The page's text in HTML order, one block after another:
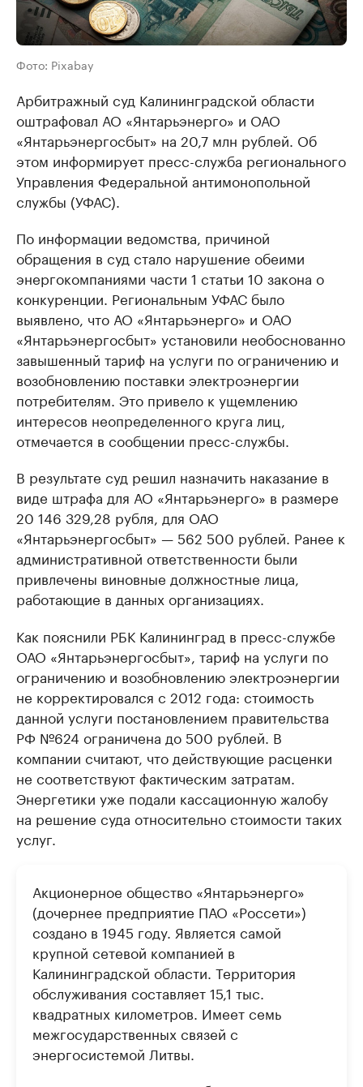
Фото: Pixabay
Арбитражный суд Калининградской области
оштрафовал АО «Янтарьэнерго» и ОАО
«Янтарьэнергосбыт» на 20,7 млн рублей. Об
этом информирует пресс-служба регионального
Управления Федеральной антимонопольной
службы (УФАС).
По информации ведомства, причиной
обращения в суд стало нарушение обеими
энергокомпаниями части 1 статьи 10 закона о
конкуренции. Региональным УФАС было
выявлено, что АО «Янтарьэнерго» и ОАО
«Янтарьэнергосбыт» установили необоснованно
завышенный тариф на услуги по ограничению и
возобновлению поставки электроэнергии
потребителям. Это привело к ущемлению
интересов неопределенного круга лиц,
отмечается в сообщении пресс-службы.
В результате суд решил назначить наказание в
виде штрафа для АО «Янтарьэнерго» в размере
20 146 329,28 рубля, для ОАО
«Янтарьэнергосбыт» — 562 500 рублей. Ранее к
административной ответственности были
привлечены виновные должностные лица,
работающие в данных организациях.
Как пояснили РБК Калининград в пресс-службе
ОАО «Янтарьэнергосбыт», тариф на услуги по
ограничению и возобновлению электроэнергии
не корректировался с 2012 года: стоимость
данной услуги постановлением правительства
РФ №624 ограничена до 500 рублей. В
компании считают, что действующие расценки
не соответствуют фактическим затратам.
Энергетики уже подали кассационную жалобу
на решение суда относительно стоимости таких
услуг.
Акционерное общество «Янтарьэнерго»
(дочернее предприятие ПАО «Россети»)
создано в 1945 году. Является самой
крупной сетевой компанией в
Калининградской области. Территория
обслуживания составляет 15,1 тыс.
квадратных километров. Имеет семь
межгосударственных связей с
энергосистемой Литвы.